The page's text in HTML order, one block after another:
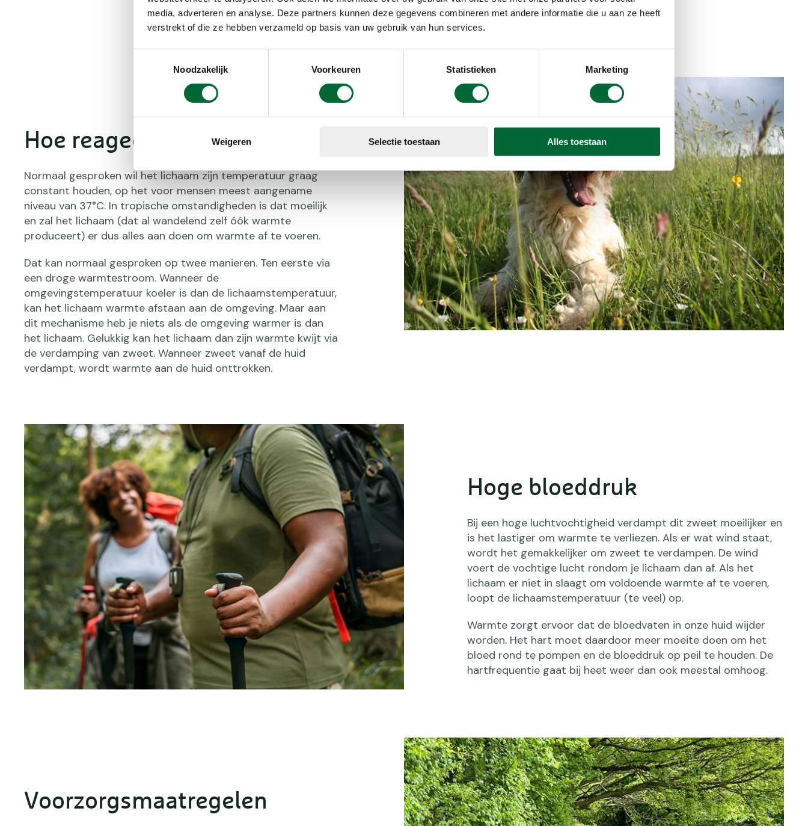
media, adverteren en analyse. Deze partners kunnen deze gegevens combineren met andere informatie die u aan ze heeft
verstrekt of die ze hebben verzameld op basis van uw gebruik van hun services.
Noodzakelijk
Voorkeuren Statistieken Marketing
Weigeren Selectie toestaan Alles toestaan
leven leiden. Extra risico lopen mensen die eerder problemen met hitte hebben gehad,
ouderen, zieken en kinderen.
Hoe reageert je lichaam?
Normaal gesproken wil het lichaam zijn temperatuur graag
constant houden, op het voor mensen meest aangename
niveau van 37°C. In tropische omstandigheden is dat moeilijk
en zal het lichaam (dat al wandelend zelf óók warmte
produceert) er dus alles aan doen om warmte af te voeren.
Dat kan normaal gesproken op twee manieren. Ten eerste via
een droge warmtestroom. Wanneer de
omgevingstemperatuur koeler is dan de lichaamstemperatuur,
kan het lichaam warmte afstaan aan de omgeving. Maar aan
dit mechanisme heb je niets als de omgeving warmer is dan
het lichaam. Gelukkig kan het lichaam dan zijn warmte kwijt via
de verdamping van zweet. Wanneer zweet vanaf de huid
verdampt, wordt warmte aan de huid onttrokken.
Hoge bloeddruk
Bij een hoge luchtvochtigheid verdampt dit zweet moeilijker en
is het lastiger om warmte te verliezen. Als er wat wind staat,
wordt het gemakkelijker om zweet te verdampen. De wind
voert de vochtige lucht rondom je lichaam dan af. Als het
lichaam er niet in slaagt om voldoende warmte af te voeren,
loopt de lichaamstemperatuur (te veel) op.
Warmte zorgt ervoor dat de bloedvaten in onze huid wijder
worden. Het hart moet daardoor meer moeite doen om het
bloed rond te pompen en de bloeddruk op peil te houden. De
hartfrequentie gaat bij heet weer dan ook meestal omhoog.
Voorzorgsmaatregelen